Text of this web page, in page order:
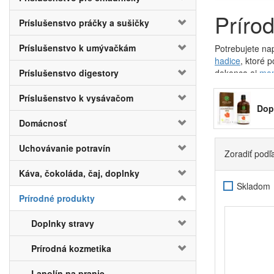
Príslušenstvo práčky a sušičky
Príslušenstvo k umývačkám
Príslušenstvo digestory
Príslušenstvo k vysávačom
Domácnosť
Uchovávanie potravín
Káva, čokoláda, čaj, doplnky
Prírodné produkty
Doplnky stravy
Prírodná kozmetika
Potrebujete
hadice, ktoré
dokonca aj
Chcete šetriť s
kohútikom.
dobre. U nás
Perlátor
vodou.
Pokiaľ má
ktorých si
Špeciálne na
Okrem
bytu. A ako
Zoradiť
Skladom